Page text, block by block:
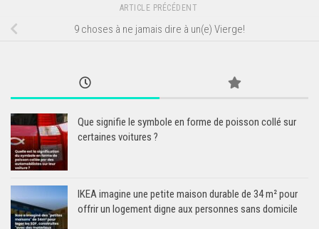
ARTICLE PRÉCÉDENT
9 choses à ne jamais dire à un(e) Vierge!
Que signifie le symbole en forme de poisson collé sur
certaines voitures ?
IKEA imagine une petite maison durable de 34 m² pour
offrir un logement digne aux personnes sans domicile